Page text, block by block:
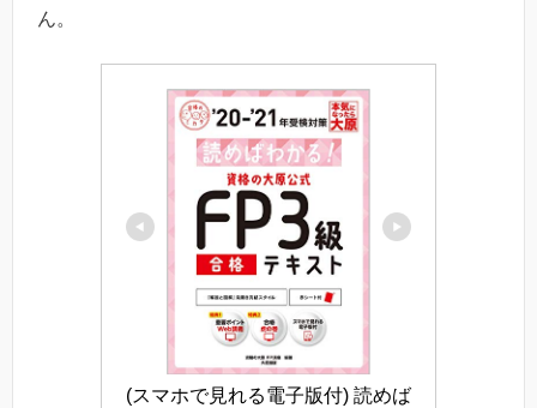
ん。
(スマホで見れる電子版付) 読めば